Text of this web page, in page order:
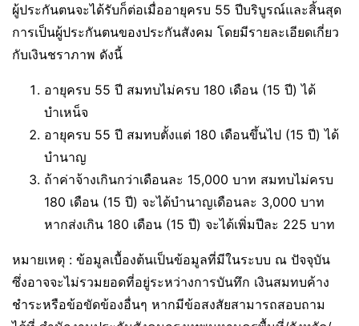
ผู้ประกันตนจะได้รับก็ต่อเมื่ออายุครบ 55 ปีบริบูรณ์และสิ้นสุด
การเป็นผู้ประกันตนของประกันสังคม โดยมีรายละเอียดเกี่ยว
กับเงินชราภาพ ดังนี้
อายุครบ 55 ปี สมทบไม่ครบ 180 เดือน (15 ปี) ได้
บำเหน็จ
อายุครบ 55 ปี สมทบตั้งแต่ 180 เดือนขึ้นไป (15 ปี) ได้
บำนาญ
ถ้าค่าจ้างเกินกว่าเดือนละ 15,000 บาท สมทบไม่ครบ
180 เดือน (15 ปี) จะได้บำนาญเดือนละ 3,000 บาท
หากส่งเกิน 180 เดือน (15 ปี) จะได้เพิ่มปีละ 225 บาท
หมายเหตุ : ข้อมูลเบื้องต้นเป็นข้อมูลที่มีในระบบ ณ ปัจจุบัน
ซึ่งอาจจะไม่รวมยอดที่อยู่ระหว่างการบันทึก เงินสมทบค้าง
ชำระหรือข้อขัดข้องอื่นๆ หากมีข้อสงสัยสามารถสอบถาม